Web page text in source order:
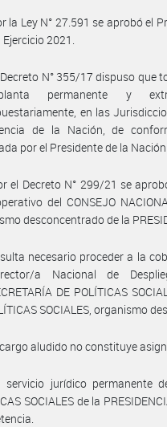
la Ley N° 27.591 se aprobó el
Ejercicio 2021.
Decreto N° 355/17 dispuso
permanente y
en las
de la Nación, de
por el Presidente de la Nación.
el Decreto N° 299/21 se
del CONSEJO
desconcentrado de la
necesario proceder a la
a Nacional de
DE POLÍTICAS
SOCIALES, organismo
cargo aludido no constituye
servicio jurídico permanente
SOCIALES de la